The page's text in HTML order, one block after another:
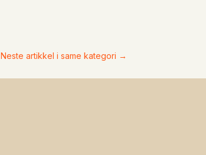
Neste artikkel i same kategori →